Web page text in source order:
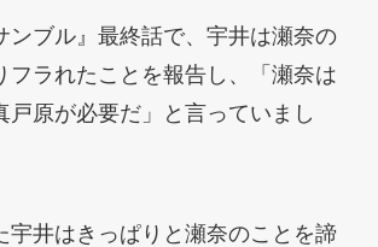
ンブル』最終話で、宇井は瀬奈の
フラれたことを報告し、「瀬奈は
戸原が必要だ」と言っていまし
宇井はきっぱりと瀬奈のことを諦